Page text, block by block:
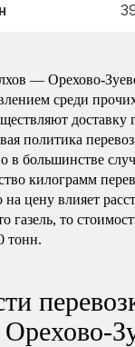
— Орехово-
среди
доставку
политика
в большинстве
килограмм
цену влияет
газель, то
тонн.